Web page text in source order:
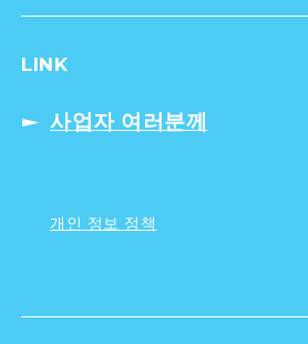
LINK
사업자 여러분께
개인 정보 정책